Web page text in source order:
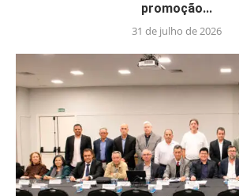
promoção...
31 de julho de 2026